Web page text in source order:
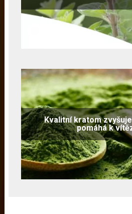
Kvalitní kratom
pomáhá k